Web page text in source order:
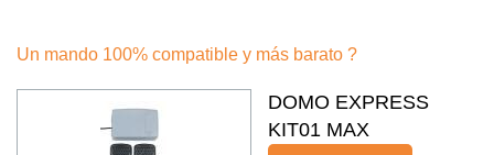
Un mando 100% compatible y más barato ?
DOMO EXPRESS
KIT01 MAX